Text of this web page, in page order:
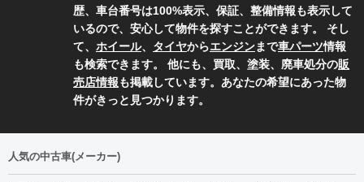
歴、車台番号は100%表示、保証、整備情報も表示して
いるので、安心して物件を探すことができます。 そし
て、 ホイール、 タイヤからエンジンまで車パーツ情報
も検索できます。 他にも、買取、塗装、廃車処分の販
売店情報も掲載しています。あなたの希望にあった物
件がきっと見つかります。
人気の中古車(メーカー)